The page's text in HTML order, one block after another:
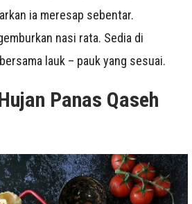
ia meresap sebentar.
nasi rata. Sedia di
lauk – pauk yang sesuai.
Panas Qaseh